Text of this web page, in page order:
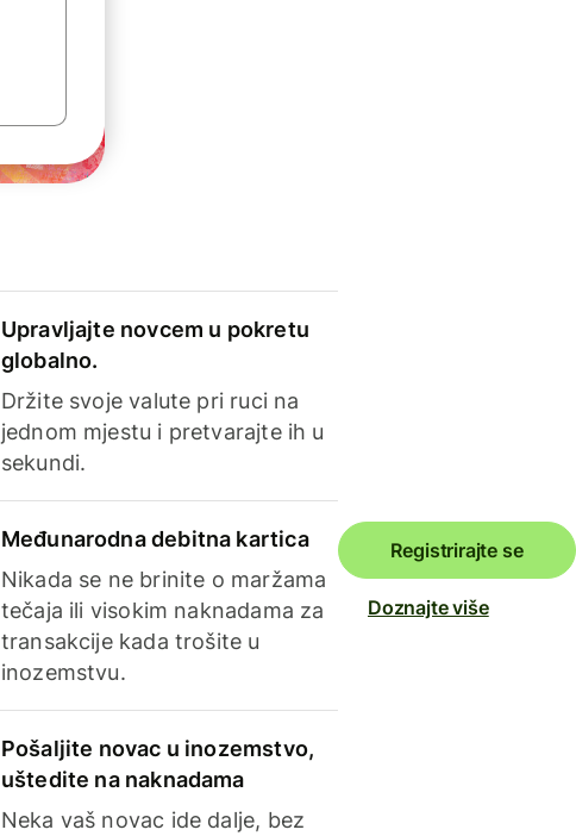
Upravljajte novcem u pokretu
globalno.
Držite svoje valute pri ruci na
jednom mjestu i pretvarajte ih u
sekundi.
Međunarodna debitna kartica
Nikada se ne brinite o maržama
tečaja ili visokim naknadama za
transakcije kada trošite u
inozemstvu.
Pošaljite novac u inozemstvo,
uštedite na naknadama
Neka vaš novac ide dalje, bez
Registrirajte se
Doznajte više